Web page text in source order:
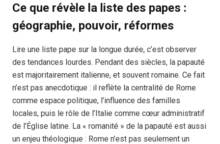
Ce que révèle la liste des papes :
géographie, pouvoir, réformes
Lire une liste pape sur la longue durée, c’est observer
des tendances lourdes. Pendant des siècles, la papauté
est majoritairement italienne, et souvent romaine. Ce fait
n’est pas anecdotique : il reflète la centralité de Rome
comme espace politique, l’influence des familles
locales, puis le rôle de l’Italie comme cœur administratif
de l’Église latine. La « romanité » de la papauté est aussi
un enjeu théologique : Rome n’est pas seulement un